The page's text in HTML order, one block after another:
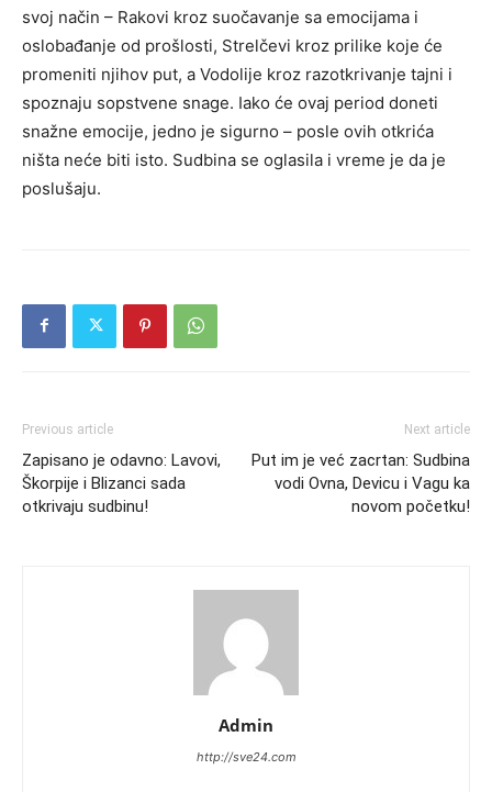
svoj način – Rakovi kroz suočavanje sa emocijama i
oslobađanje od prošlosti, Strelčevi kroz prilike koje će
promeniti njihov put, a Vodolije kroz razotkrivanje tajni i
spoznaju sopstvene snage. Iako će ovaj period doneti
snažne emocije, jedno je sigurno – posle ovih otkrića
ništa neće biti isto. Sudbina se oglasila i vreme je da je
poslušaju.
Previous article
Zapisano je odavno: Lavovi,
Škorpije i Blizanci sada
otkrivaju sudbinu!
Next article
Put im je već zacrtan: Sudbina
vodi Ovna, Devicu i Vagu ka
novom početku!
Admin
http://sve24.com